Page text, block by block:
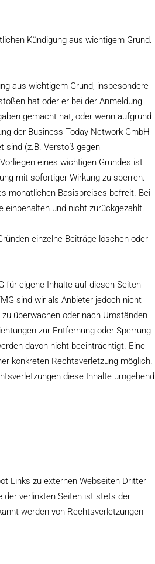
Kündigung aus wichtigem Grund.
aus wichtigem Grund, insbesondere
hat oder er bei der Anmeldung
gemacht hat, oder wenn aufgrund
der Business Today Network GmbH
sind (z.B. Verstoß gegen
eines wichtigen Grundes ist
mit sofortiger Wirkung zu sperren.
monatlichen Basispreises befreit. Bei
einbehalten und nicht zurückgezahlt.
einzelne Beiträge löschen oder
für eigene Inhalte auf diesen Seiten
sind wir als Anbieter jedoch nicht
überwachen oder nach Umständen
zur Entfernung oder Sperrung
davon nicht beeinträchtigt. Eine
konkreten Rechtsverletzung möglich.
diese Inhalte umgehend
Links zu externen Webseiten Dritter
der verlinkten Seiten ist stets der
werden von Rechtsverletzungen